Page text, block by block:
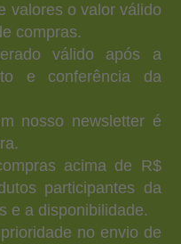
valores o valor válido
compras.
válido após a
e conferência da
nosso newsletter é
acima de R$
participantes da
e a disponibilidade.
no envio de